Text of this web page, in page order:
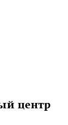
центр